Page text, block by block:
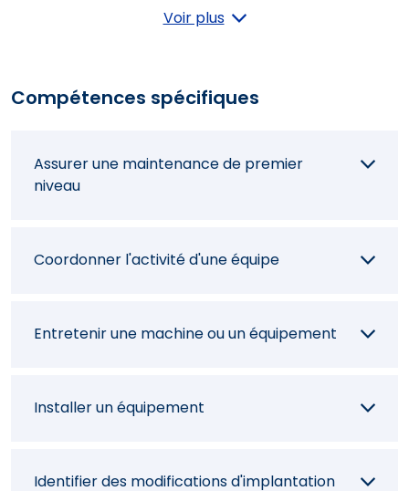
Réaliser une connexion électrique
Dimensionner des supports
Vérifier le câblage électrique
Voir plus
Compétences spécifiques
Assurer une maintenance de premier
niveau
Coordonner l'activité d'une équipe
Entretenir une machine ou un équipement
Installer un équipement
Identifier des modifications d'implantation